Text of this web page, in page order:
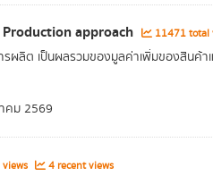
approach 11471 total
ผลิต เป็นผลรวมของมูลค่าเพิ่มของสินค้
ม 2569
4 recent views